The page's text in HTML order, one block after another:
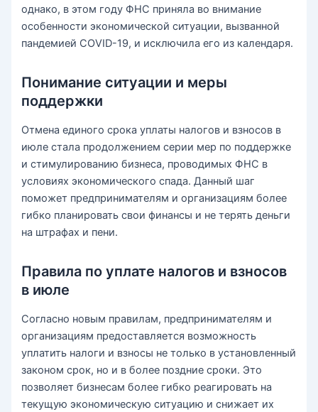
однако, в этом году ФНС приняла во внимание
особенности экономической ситуации, вызванной
пандемией COVID-19, и исключила его из календаря.
Понимание ситуации и меры
поддержки
Отмена единого срока уплаты налогов и взносов в
июле стала продолжением серии мер по поддержке
и стимулированию бизнеса, проводимых ФНС в
условиях экономического спада. Данный шаг
поможет предпринимателям и организациям более
гибко планировать свои финансы и не терять деньги
на штрафах и пени.
Правила по уплате налогов и взносов
в июле
Согласно новым правилам, предпринимателям и
организациям предоставляется возможность
уплатить налоги и взносы не только в установленный
законом срок, но и в более поздние сроки. Это
позволяет бизнесам более гибко реагировать на
текущую экономическую ситуацию и снижает их